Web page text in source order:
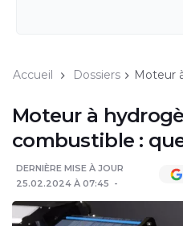
Accueil Dossiers Moteur à
Moteur à
combustible :
DERNIÈRE MISE À JOUR
25.02.2024 À 07:45